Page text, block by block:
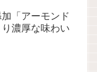
加「アーモンド
濃厚な味わい